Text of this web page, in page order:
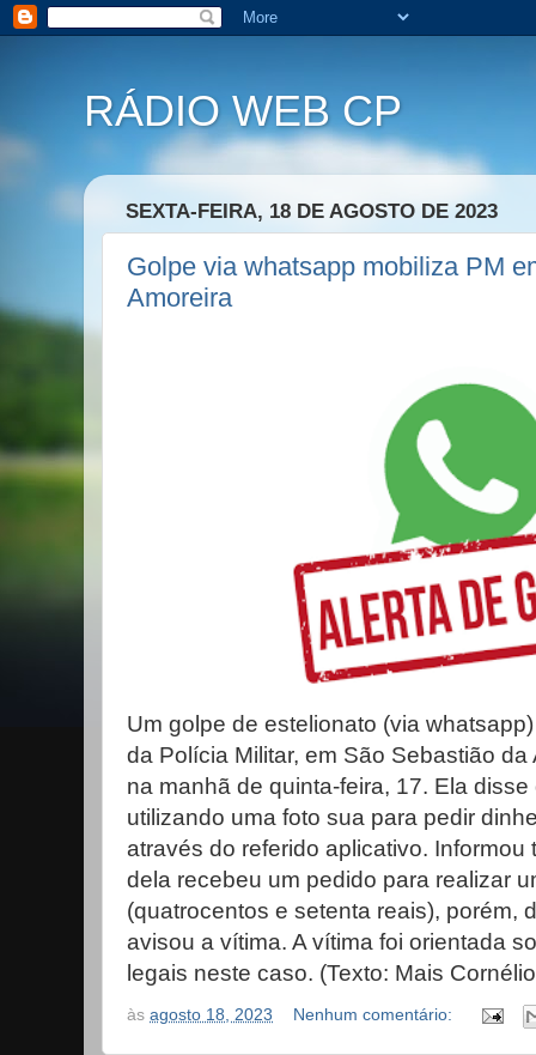
RÁDIO WEB CP
SEXTA-FEIRA, 18 DE AGOSTO DE 2023
Golpe via whatsapp mobiliza PM
Amoreira
Um golpe de estelionato (via
da Polícia Militar, em São Sebastião
na manhã de quinta-feira, 17. Ela
utilizando uma foto sua para pedir
através do referido aplicativo.
dela recebeu um pedido para realizar
(quatrocentos e setenta reais), porém,
avisou a vítima. A vítima foi orientada
legais neste caso. (Texto: Mais
às agosto 18, 2023 Nenhum comentário: